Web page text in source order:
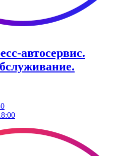
автосервис.